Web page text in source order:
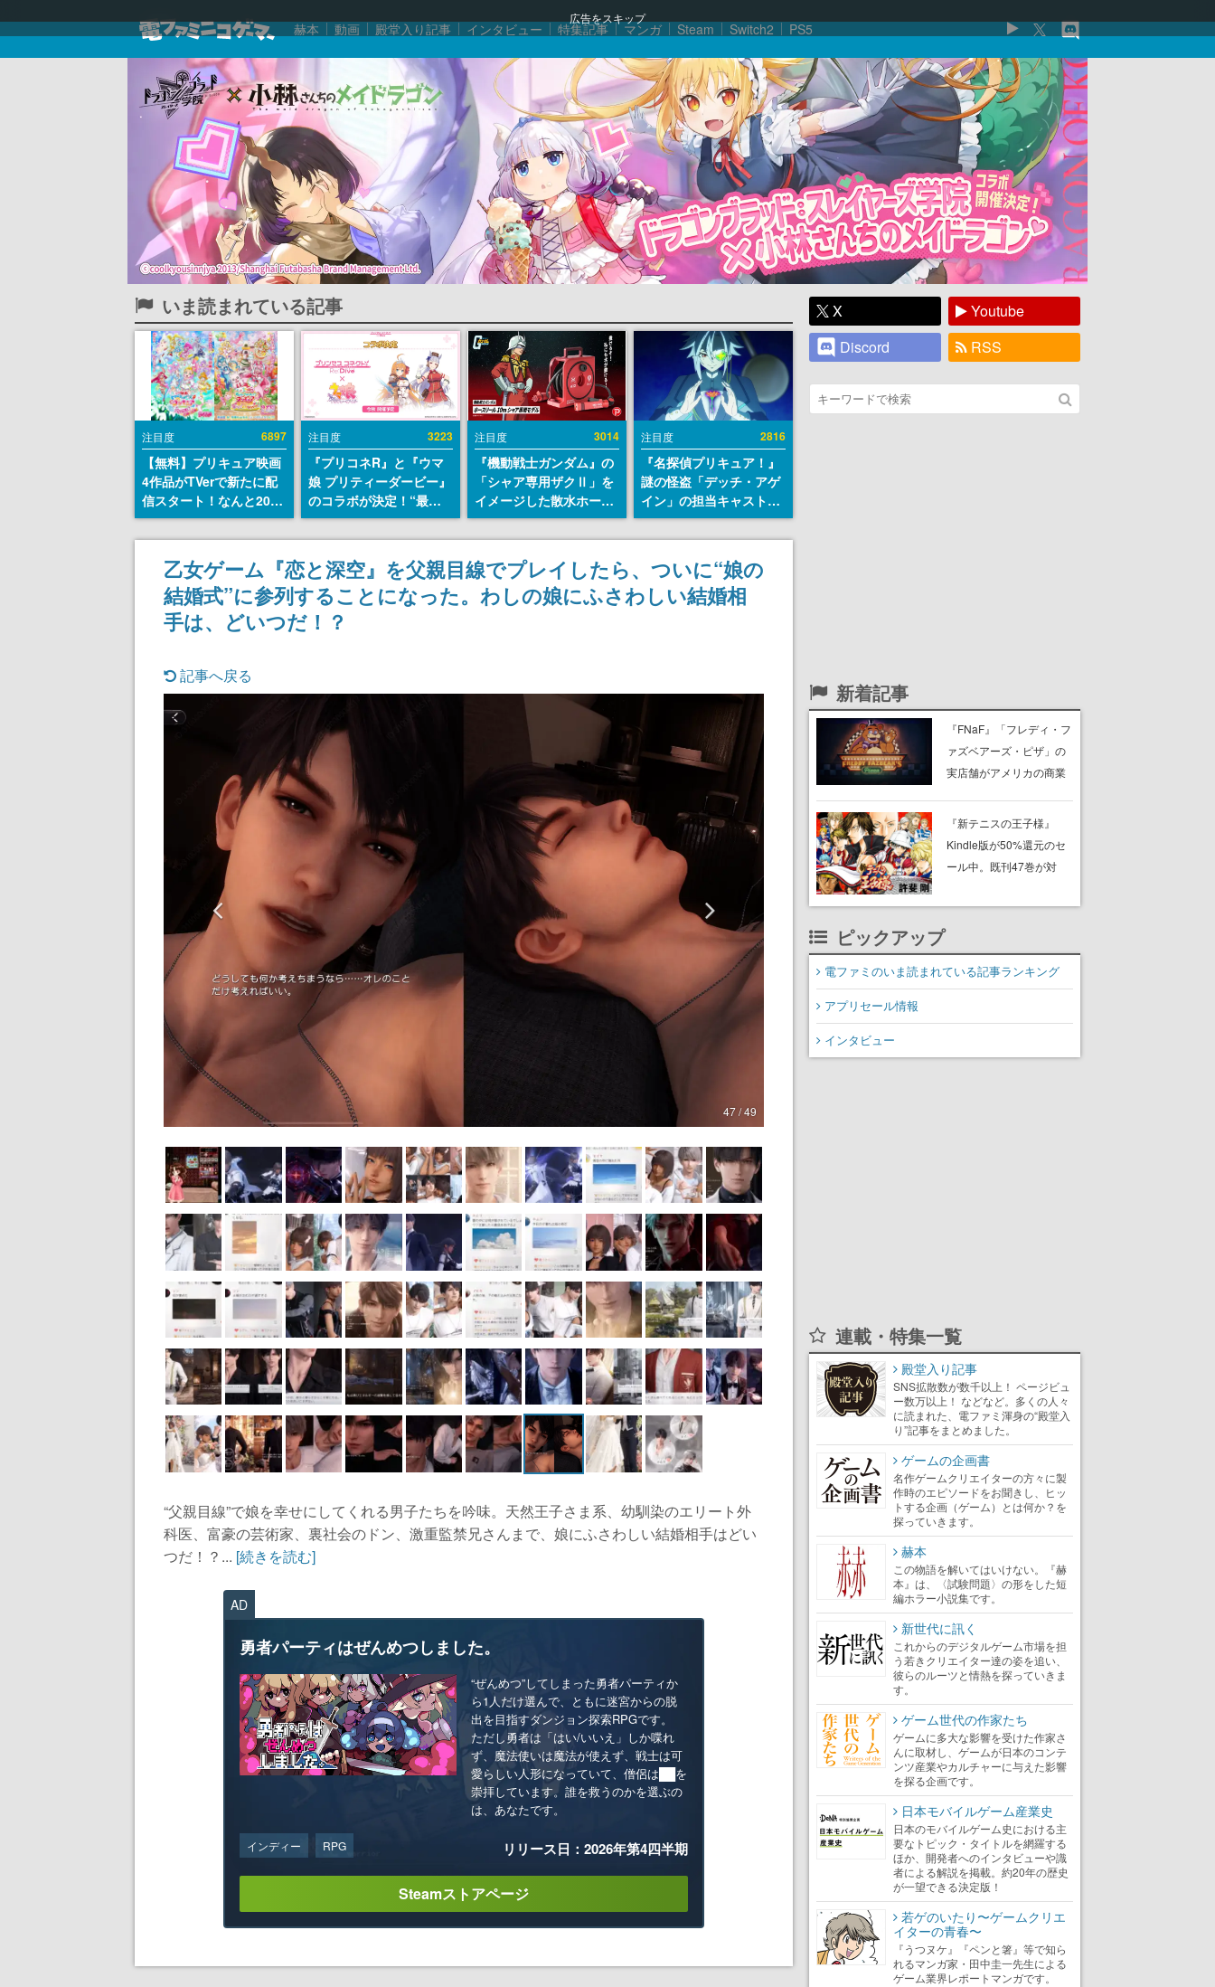
広告をスキップ
赫本 動画 殿堂入り記事 インタビュー 特集記事 マンガ Steam Switch2 PS5
いま読まれている記事
注目度 6897
【無料】プリキュア映画
4作品がTVerで新たに配
信スタート！なんと2018
年～2024年の映画ほぼす
べてが見放題に、ぶっち
ゃけありえないラインナ
ップ
注目度 3223
『プリコネR』と『ウマ
娘 プリティーダービー』
のコラボが決定！“最大
170連無料”の8.5周年キ
ャンペーンなども発表
注目度 3014
『機動戦士ガンダム』の
「シャア専用ザクⅡ」を
イメージした散水ホース
リールが予約開始。本体
にはシャアのパーソナル
マークやジオン公国軍の
エンブレム、型式番号な
どを配置
注目度 2816
『名探偵プリキュア！』
謎の怪盗「デッチ・アゲ
イン」の担当キャストは
天﨑滉平さんと判明。
『Re:ゼロから始める異
世界生活』オットー役、
『ヒプノシスマイク』山
田三郎役など
乙女ゲーム『恋と深空』を父親目線でプレイしたら、ついに“娘の
結婚式”に参列することになった。わしの娘にふさわしい結婚相
手は、どいつだ！？
記事へ戻る
47 / 49
“父親目線”で娘を幸せにしてくれる男子たちを吟味。天然王子さま系、幼馴染のエリート外
科医、富豪の芸術家、裏社会のドン、激重監禁兄さんまで、娘にふさわしい結婚相手はどい
つだ！？... [続きを読む]
AD
勇者パーティはぜんめつしました。
“ぜんめつ”してしまった勇者パーティか
ら1人だけ選んで、ともに迷宮からの脱
出を目指すダンジョン探索RPGです。
ただし勇者は「はい/いいえ」しか喋れ
ず、魔法使いは魔法が使えず、戦士は可
愛らしい人形になっていて、僧侶は██を
崇拝しています。誰を救うのかを選ぶの
は、あなたです。
インディー RPG リリース日：2026年第4四半期
Steamストアページ
X
Youtube
Discord
RSS
新着記事
『FNaF』「フレディ・フ
ァズベアーズ・ピザ」の
実店舗がアメリカの商業
に2027年オープン！
ScottGamesとの共同開
発、食事だけでなくステ
『新テニスの王子様』
Kindle版が50%還元のセ
ール中。既刊47巻が対
得にまとめ買いするチャ
ピックアップ
電ファミのいま読まれている記事ランキング
アプリセール情報
インタビュー
連載・特集一覧
殿堂入り記事
SNS拡散数が数千以上！ ページビュ
ー数万以上！ などなど。多くの人々
に読まれた、電ファミ渾身の“殿堂入
り”記事をまとめました。
ゲームの企画書
名作ゲームクリエイターの方々に製
作時のエピソードをお聞きし、ヒッ
トする企画（ゲーム）とは何か？を
探っていきます。
赫本
この物語を解いてはいけない。『赫
本』は、〈試験問題〉の形をした短
編ホラー小説集です。
新世代に訊く
これからのデジタルゲーム市場を担
う若きクリエイター達の姿を追い、
彼らのルーツと情熱を探っていきま
す。
ゲーム世代の作家たち
ゲームに多大な影響を受けた作家さ
んに取材し、ゲームが日本のコンテ
ンツ産業やカルチャーに与えた影響
を探る企画です。
日本モバイルゲーム産業史
日本のモバイルゲーム史における主
要なトピック・タイトルを網羅する
ほか、開発者へのインタビューや識
者による解説を掲載。約20年の歴史
が一望できる決定版！
若ゲのいたり〜ゲームクリエ
イターの青春〜
『うつヌケ』『ペンと箸』等で知ら
れるマンガ家・田中圭一先生による
ゲーム業界レポートマンガです。